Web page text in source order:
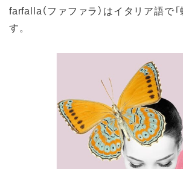
farfalla（ファファラ）はイタリア語で
す。